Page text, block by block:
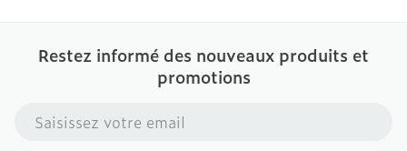
Restez informé des nouveaux produits et
promotions
Adresse mail